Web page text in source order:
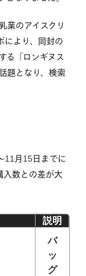
業のアイスクリ
により、同封の
る「ロンギヌス
題となり、検索
11月15日までに
入数との差が大
説明
バ
ッ
グ